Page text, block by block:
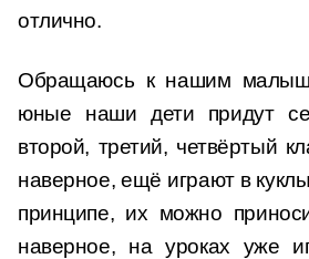
отлично.
Обращаюсь к нашим
юные наши дети придут
второй, третий, четвёртый
наверное, ещё играют в
принципе, их можно
наверное, на уроках уже